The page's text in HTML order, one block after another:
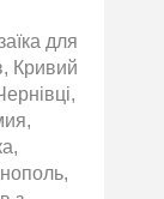
для
Кривий